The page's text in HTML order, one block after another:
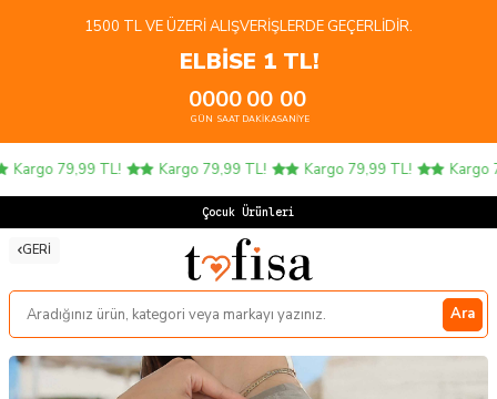
1500 TL VE ÜZERI ALIŞVERIŞLERDE GEÇERLIDIR.
ELBİSE 1 TL!
00
GÜN
00
SAAT
00
DAKIKA
00
SANIYE
Kargo 79,99 TL! Kargo 79,99 TL! Kargo 79,99 TL! Kargo
Çocuk Ürünlerinde
GERI
Ara